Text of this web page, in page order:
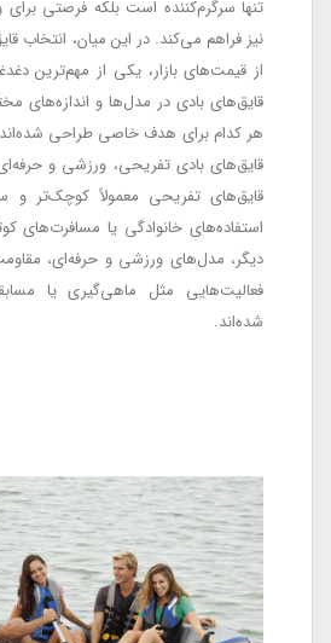
تنها سرگرم‌کننده است بلکه فرصتی
نیز فراهم می‌کند. در این میان، انتخاب
از قیمت‌های بازار، یکی از مهم‌ترین
قایق‌های بادی در مدل‌ها و اندازه‌های
هر کدام برای هدف خاصی طراحی
قایق‌های بادی تفریحی، ورزشی و
قایق‌های تفریحی معمولاً کوچک‌تر و
استفاده‌های خانوادگی یا مسافرت‌های
دیگر، مدل‌های ورزشی و حرفه‌ای،
فعالیت‌هایی مثل ماهی‌گیری یا
شده‌اند.